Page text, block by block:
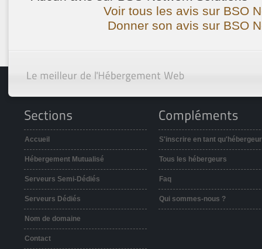
Voir tous les avis sur BSO
Donner son avis sur BSO
Accueil
Hébergement Mutualisé
Serveurs Semi-Dédiés
Serveurs Dédiés
Nom de domaine
Contact
S'inscrire en tant qu'hébergeur
Tous les hébergeurs
Faq
Qui sommes-nous ?